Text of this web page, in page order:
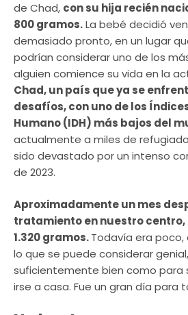
de Chad, con su hija recién
800 gramos.La bebé decidió
demasiado pronto, en un lugar
podrían considerar uno de los
alguien comience su vida en la
Chad, un país que ya se
desafíos, con uno de los
Humano (IDH) más bajos del
actualmente a miles de
sido devastado por un intenso
de 2023.
Aproximadamente un mes
tratamiento en nuestro centro,
1.320 gramos.Todavía era
lo que se puede considerar
suficientemente bien como para
irse a casa. Fue un gran día para